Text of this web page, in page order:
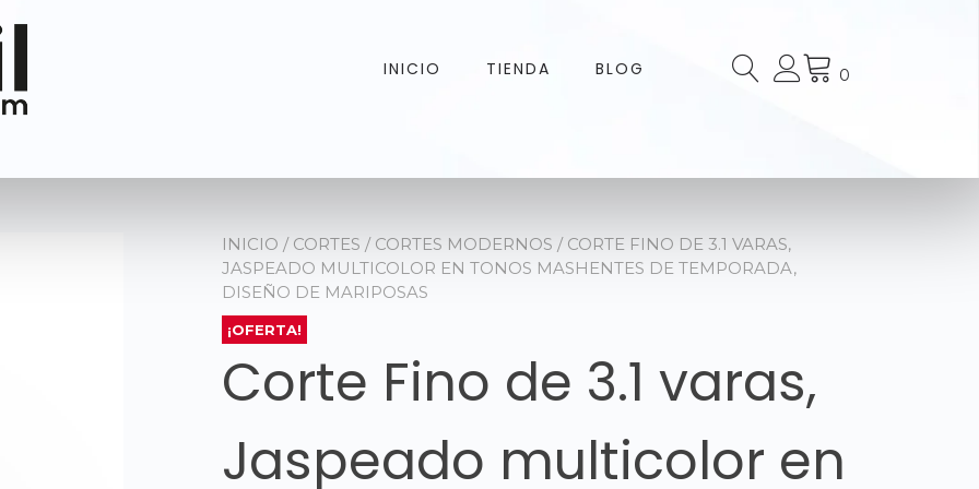
INICIO TIENDA BLOG 0
INICIO / CORTES / CORTES MODERNOS / CORTE FINO DE 3.1 VARAS,
JASPEADO MULTICOLOR EN TONOS MASHENTES DE TEMPORADA,
DISEÑO DE MARIPOSAS
¡OFERTA!
Corte Fino de 3.1 varas,
Jaspeado multicolor en